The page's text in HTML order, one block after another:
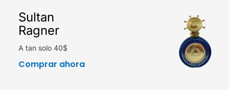
Sultan
Ragner
A tan solo 40$
Comprar ahora